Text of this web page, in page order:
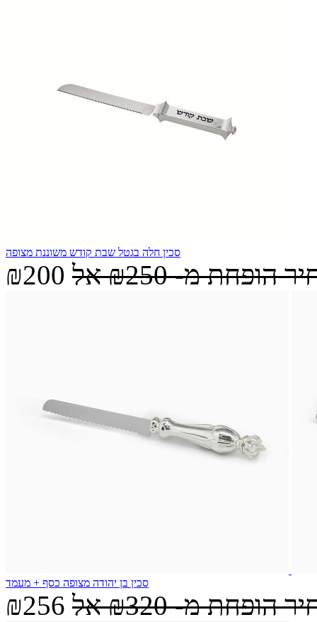
סכין חלה בגטל שבת קודש משוננת מצופה
₪200 הופחת מ-₪250 אל
סכין בן יהודה מצופה כסף + מעמד
₪256 הופחת מ-₪320 אל